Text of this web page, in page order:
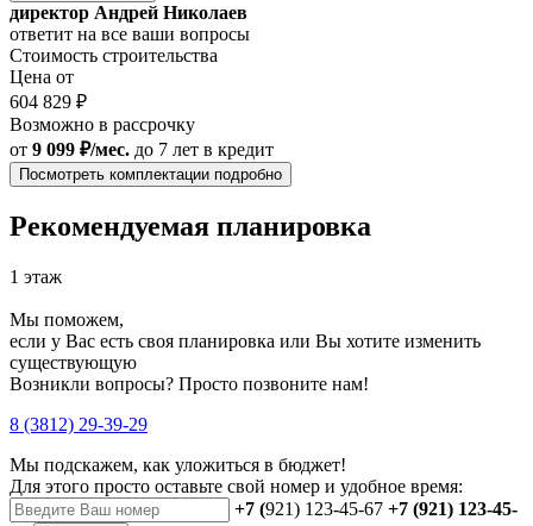
директор Андрей Николаев
ответит на все ваши вопросы
Стоимость строительства
Цена от
604 829 ₽
Возможно в рассрочку
от 9 099 ₽/мес. до 7 лет в кредит
Посмотреть комплектации подробно
Рекомендуемая планировка
1 этаж
Мы поможем,
если у Вас есть своя планировка или Вы хотите изменить
существующую
Возникли вопросы? Просто позвоните нам!
8 (3812) 29-39-29
Мы подскажем, как уложиться в бюджет!
Для этого просто оставьте свой номер и удобное время:
+7 (921) 123-45-67 +7 (921) 123-45-